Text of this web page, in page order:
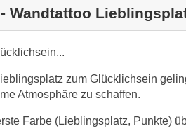
Wandtattoo
zum Glücklichsein
Atmosphäre zu schaffen.
Farbe (Lieblingsplatz, Punkte)